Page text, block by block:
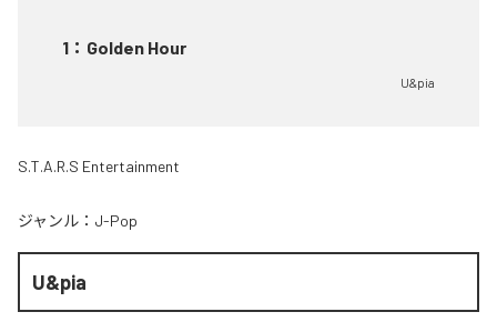
1 ： Golden Hour
U&pia
S.T.A.R.S Entertainment
ジャンル： J-Pop
U&pia